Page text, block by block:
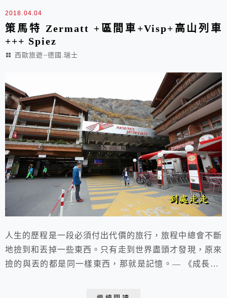
2018.04.04
策馬特 Zermatt +區間車+Visp+高山列車
+++ Spiez
西歐旅遊~德國.瑞士
人生的歷程是一段必須付出代價的旅行，旅程中總會不斷
地撿到和丟掉一些東西。只有走到世界盡頭才發現，原來
撿的與丟的都是同一樣東西，那就是記憶。— 《成長》